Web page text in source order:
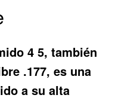
4 5, también
.177, es una
a su alta